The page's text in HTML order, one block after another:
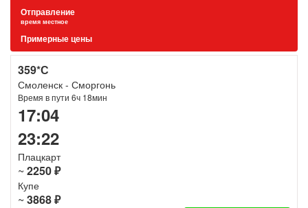
Отправление
время местное
Примерные цены
359*С
Смоленск - Сморгонь
Время в пути 6ч 18мин
17:04
23:22
Плацкарт
~ 2250 ₽
Купе
~ 3868 ₽